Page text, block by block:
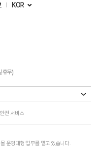
KOR
휴무)
전 서비스
운영대행 업무를 맡고 있습니다.